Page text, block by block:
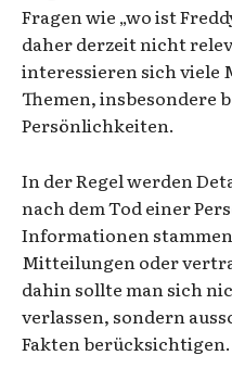
Fragen wie „wo ist
daher derzeit nicht
interessieren sich viele
Themen, insbesondere
Persönlichkeiten.
In der Regel werden
nach dem Tod einer
Informationen
Mitteilungen oder
dahin sollte man sich
verlassen, sondern
Fakten berücksichtigen.